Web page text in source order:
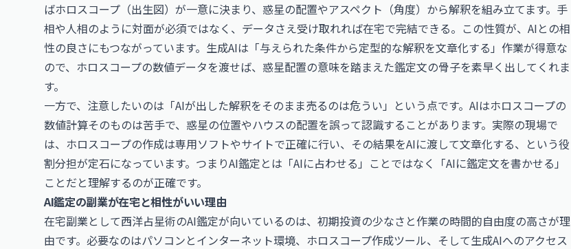
ばホロスコープ（出生図）が一意に決まり、惑星の配置やアスペクト（角度）から解釈を組み立てます。手
相や人相のように対面が必須ではなく、データさえ受け取れれば在宅で完結できる。この性質が、AIとの相
性の良さにもつながっています。生成AIは「与えられた条件から定型的な解釈を文章化する」作業が得意な
ので、ホロスコープの数値データを渡せば、惑星配置の意味を踏まえた鑑定文の骨子を素早く出してくれま
す。
一方で、注意したいのは「AIが出した解釈をそのまま売るのは危うい」という点です。AIはホロスコープの
数値計算そのものは苦手で、惑星の位置やハウスの配置を誤って認識することがあります。実際の現場で
は、ホロスコープの作成は専用ソフトやサイトで正確に行い、その結果をAIに渡して文章化する、という役
割分担が定石になっています。つまりAI鑑定とは「AIに占わせる」ことではなく「AIに鑑定文を書かせる」
ことだと理解するのが正確です。
AI鑑定の副業が在宅と相性がいい理由
在宅副業として西洋占星術のAI鑑定が向いているのは、初期投資の少なさと作業の時間的自由度の高さが理
由です。必要なのはパソコンとインターネット環境、ホロスコープ作成ツール、そして生成AIへのアクセス